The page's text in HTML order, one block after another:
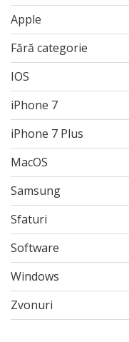
Apple
Fără categorie
IOS
iPhone 7
iPhone 7 Plus
MacOS
Samsung
Sfaturi
Software
Windows
Zvonuri